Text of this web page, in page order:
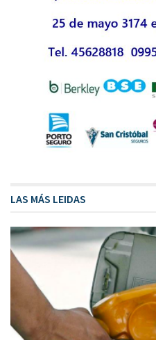
LAS MÁS LEIDAS